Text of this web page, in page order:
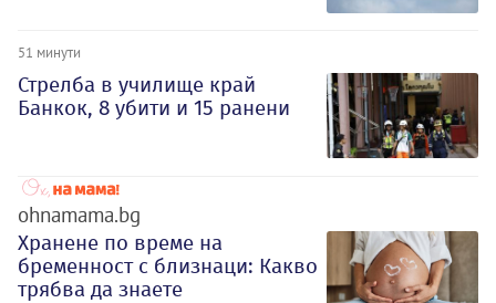
51 минути
Стрелба в училище край
Банкок, 8 убити и 15 ранени
ohnamama.bg
Хранене по време на
бременност с близнаци: Какво
трябва да знаете